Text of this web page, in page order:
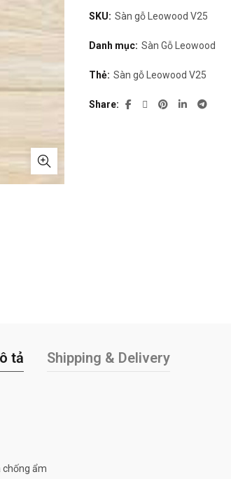
SKU: Sàn gỗ Leowood V25
Danh mục: Sàn Gỗ Leowood
Thẻ: Sàn gỗ Leowood V25
Share
tả Shipping & Delivery
chống ẩm